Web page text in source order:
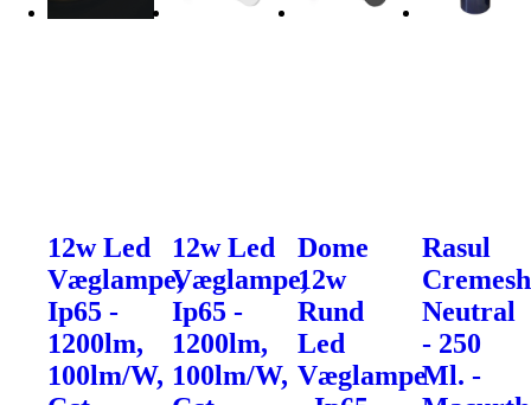
12w Led
Væglampe,
Ip65 -
1200lm,
100lm/W,
12w Led
Væglampe,
Ip65 -
1200lm,
100lm/W,
Dome
12w
Rund
Led
Væglampe
Rasul
Neutral
- 250
Ml. -